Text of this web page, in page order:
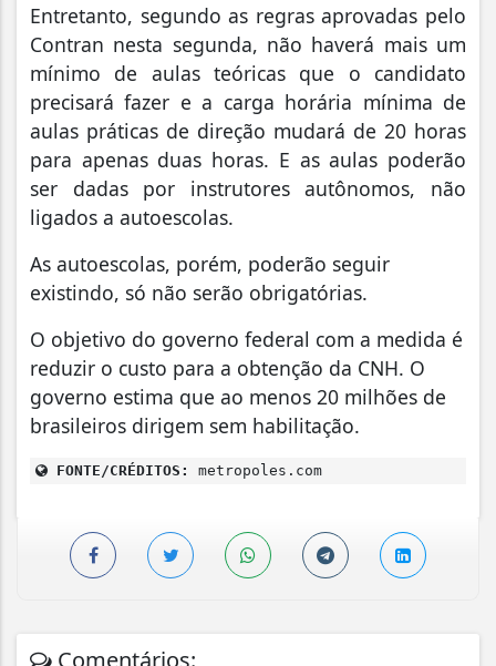
Entretanto, segundo as regras aprovadas pelo
Contran nesta segunda, não haverá mais um
mínimo de aulas teóricas que o candidato
precisará fazer e a carga horária mínima de
aulas práticas de direção mudará de 20 horas
para apenas duas horas. E as aulas poderão
ser dadas por instrutores autônomos, não
ligados a autoescolas.
As autoescolas, porém, poderão seguir
existindo, só não serão obrigatórias.
O objetivo do governo federal com a medida é
reduzir o custo para a obtenção da CNH. O
governo estima que ao menos 20 milhões de
brasileiros dirigem sem habilitação.
FONTE/CRÉDITOS: metropoles.com
Comentários: